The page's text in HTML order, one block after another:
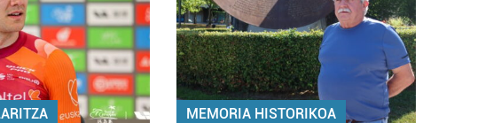
MEMORIA HISTORIKOA